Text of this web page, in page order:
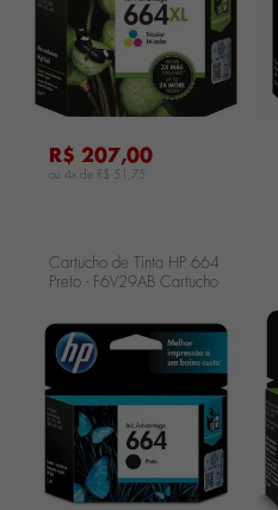
R$ 207,00
ou 4x de R$ 51,75
Cartucho de Tinta HP 664
Preto - F6V29AB Cartucho